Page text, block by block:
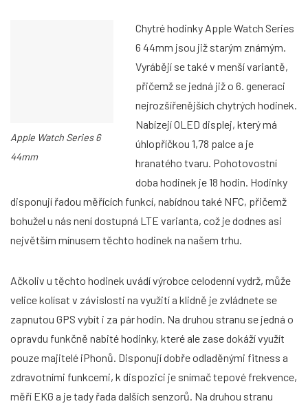
Apple Watch Series 6
44mm
Chytré hodinky Apple Watch Series
6 44mm jsou již starým známým.
Vyrábějí se také v menší variantě,
přičemž se jedná již o 6. generaci
nejrozšířenějších chytrých hodinek.
Nabízejí OLED displej, který má
úhlopříčkou 1,78 palce a je
hranatého tvaru. Pohotovostní
doba hodinek je 18 hodin. Hodinky
disponují řadou měřících funkcí, nabídnou také NFC, přičemž
bohužel u nás není dostupná LTE varianta, což je dodnes asi
největším mínusem těchto hodinek na našem trhu.
Ačkoliv u těchto hodinek uvádí výrobce celodenní vydrž, může
velice kolísat v závislosti na využití a klidně je zvládnete se
zapnutou GPS vybít i za pár hodin. Na druhou stranu se jedná o
opravdu funkčně nabité hodinky, které ale zase dokáží využít
pouze majitelé iPhonů. Disponují dobře odladěnými fitness a
zdravotními funkcemi, k dispozici je snímač tepové frekvence,
měří EKG a je tady řada dalších senzorů. Na druhou stranu